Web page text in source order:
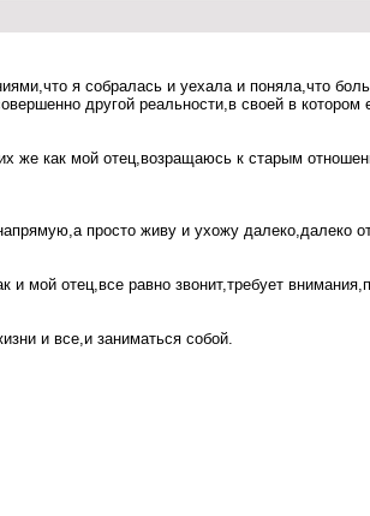
я собралась и уехала и поняла,что
другой реальности,в своей в
же как мой отец,возращаюсь к старым
просто живу и ухожу далеко,далеко
мой отец,все равно звонит,требует
и все,и заниматься собой.